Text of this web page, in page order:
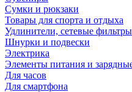
Сумки и рюкзаки
Товары для спорта и отдыха
Удлинители, сетевые фильтры
Шнурки и подвески
Электрика
Элементы питания и
Для часов
Для смартфона